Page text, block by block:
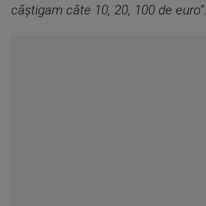
câştigam câte 10, 20, 100 de euro”.